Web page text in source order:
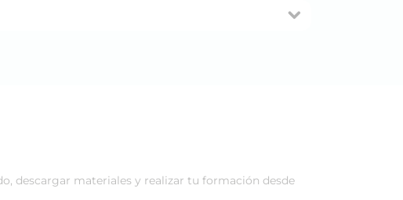
descargar materiales y realizar tu formación desde